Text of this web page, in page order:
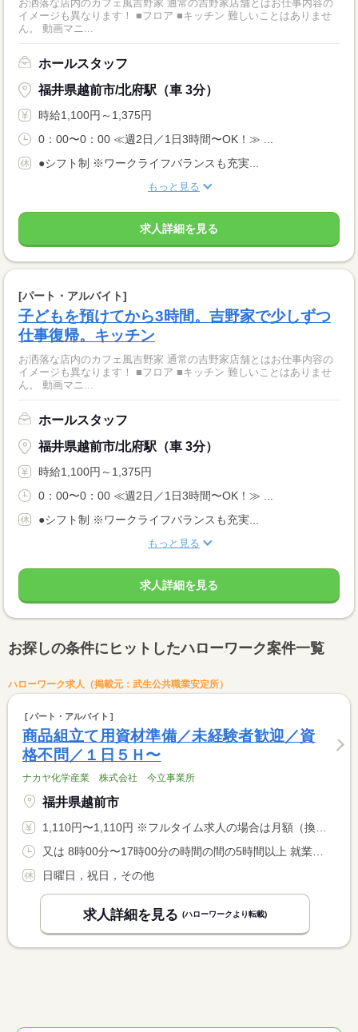
お洒落な店内のカフェ風吉野家 通常の吉野家店舗とはお仕事内容の
イメージも異なります！ ■フロア ■キッチン 難しいことはありませ
ん。 動画マニ...
ホールスタッフ
福井県越前市/北府駅（車 3分）
時給1,100円～1,375円
0：00〜0：00 ≪週2日／1日3時間〜OK！≫ ...
●シフト制 ※ワークライフバランスも充実...
もっと見る
求人詳細を見る
[パート・アルバイト]
子どもを預けてから3時間。吉野家で少しずつ
仕事復帰。キッチン
お洒落な店内のカフェ風吉野家 通常の吉野家店舗とはお仕事内容の
イメージも異なります！ ■フロア ■キッチン 難しいことはありませ
ん。 動画マニ...
ホールスタッフ
福井県越前市/北府駅（車 3分）
時給1,100円～1,375円
0：00〜0：00 ≪週2日／1日3時間〜OK！≫ ...
●シフト制 ※ワークライフバランスも充実...
もっと見る
求人詳細を見る
お探しの条件にヒットしたハローワーク案件一覧
ハローワーク求人（掲載元：武生公共職業安定所）
パート・アルバイト
商品組立て用資材準備／未経験者歓迎／資
格不問／１日５Ｈ〜
ナカヤ化学産業 株式会社 今立事業所
福井県越前市
1,110円〜1,110円 ※フルタイム求人の場合は月額（換算額）、パート求人の場合は時間額を表示しています。
日曜日，祝日，その他
求人詳細を見る (ハローワークより転載)